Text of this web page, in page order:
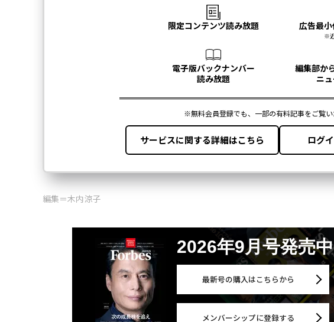
編集＝木内涼子
2026年9月号発売中
最新号の購入はこちらから
メンバーシップに登録する